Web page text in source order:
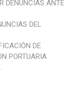
DENUNCIAS ANTE
DEL
DE
PORTUARIA